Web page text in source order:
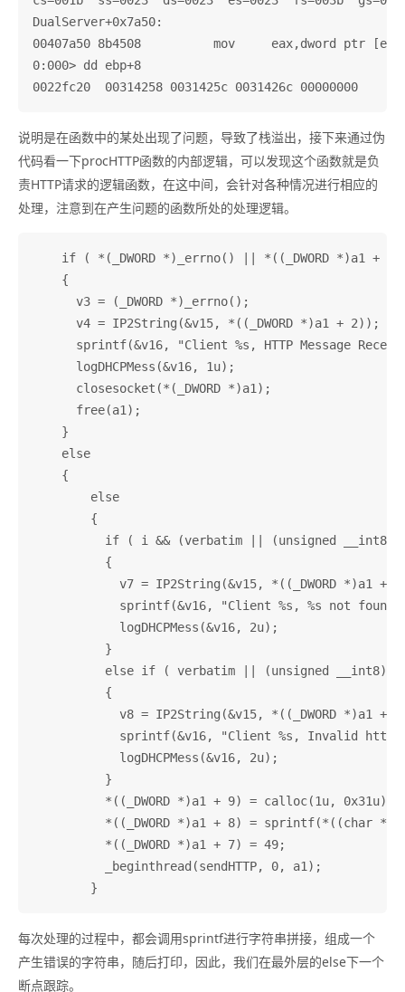
DualServer+0x7a50:
00407a50 8b4508          mov     eax,dword ptr
0:000> dd ebp+8
说明是在函数中的某处出现了问题，导致了栈溢出，接下来通过伪
代码看一下procHTTP函数的内部逻辑，可以发现这个函数就是负
责HTTP请求的逻辑函数，在这中间，会针对各种情况进行相应的
处理，注意到在产生问题的函数所处的处理逻辑。
if ( *(_DWORD *)_errno() || *((_DWORD *)a1 + 8)
    {
      v3 = (_DWORD *)_errno();
      v4 = IP2String(&v15, *((_DWORD *)a1 + 2));
sprintf(&v16, "Client %s, HTTP Message
      logDHCPMess(&v16, 1u);
      closesocket(*(_DWORD *)a1);
      free(a1);
    }
    else
    {
        else
        {
if ( i && (verbatim || (unsigned
          {
v7 = IP2String(&v15, *((_DWORD *)a1 +
sprintf(&v16, "Client %s, %s not
            logDHCPMess(&v16, 2u);
          }
else if ( verbatim || (unsigned
          {
v8 = IP2String(&v15, *((_DWORD *)a1 +
sprintf(&v16, "Client %s, Invalid http
            logDHCPMess(&v16, 2u);
          }
*((_DWORD *)a1 + 9) = calloc(1u,
*((_DWORD *)a1 + 8) = sprintf(*((char
          *((_DWORD *)a1 + 7) = 49;
          _beginthread(sendHTTP, 0, a1);
每次处理的过程中，都会调用sprintf进行字符串拼接，组成一个
产生错误的字符串，随后打印，因此，我们在最外层的else下一个
断点跟踪。